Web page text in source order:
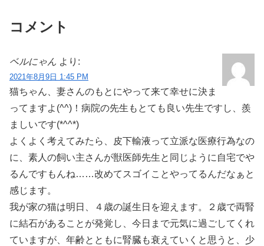
コメント
ベルにゃん より:
2021年8月9日 1:45 PM
猫ちゃん、妻さんのもとにやって来て幸せに決ま
ってますよ(^^)！病院の先生もとても良い先生ですし、羨
ましいです(*^^*)
よくよく考えてみたら、皮下輸液って立派な医療行為なの
に、素人の飼い主さんが獣医師先生と同じように自宅でや
るんですもんね……改めてスゴイことやってるんだなぁと
感じます。
我が家の猫は明日、４歳の誕生日を迎えます。２歳で両腎
に結石があることが発覚し、今日まで元気に過ごしてくれ
ていますが、年齢とともに腎臓も衰えていくと思うと、少